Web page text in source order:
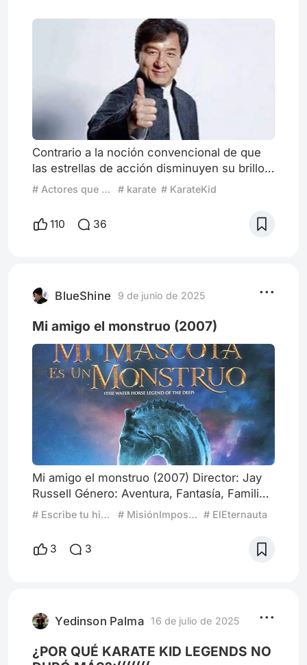
Contrario a la noción convencional de que
las estrellas de acción disminuyen su brillo
con la edad, la trayectoria profesional de
presentando una mejora continua y una
diversificación que se profundiza con el
definieron un género, su
# Actores que mejoran con la edad # karate # KarateKid
110 36
BlueShine 9 de junio de 2025
Mi amigo el monstruo (2007)
Mi amigo el monstruo (2007) Director: Jay
Russell Género: Aventura, Fantasía, Familiar
Duración: 112 minutos Clasificación: Apta
Escocia durante la Segunda Guerra Mundial,
la historia sigue a Angus, un niño solitario
legendario "caballo
# Escribe tu historia: Mi amigo el monstruo # MisiónImposible # ElEternauta
3 3
Yedinson Palma 16 de julio de 2025
¿POR QUÉ KARATE KID LEGENDS NO